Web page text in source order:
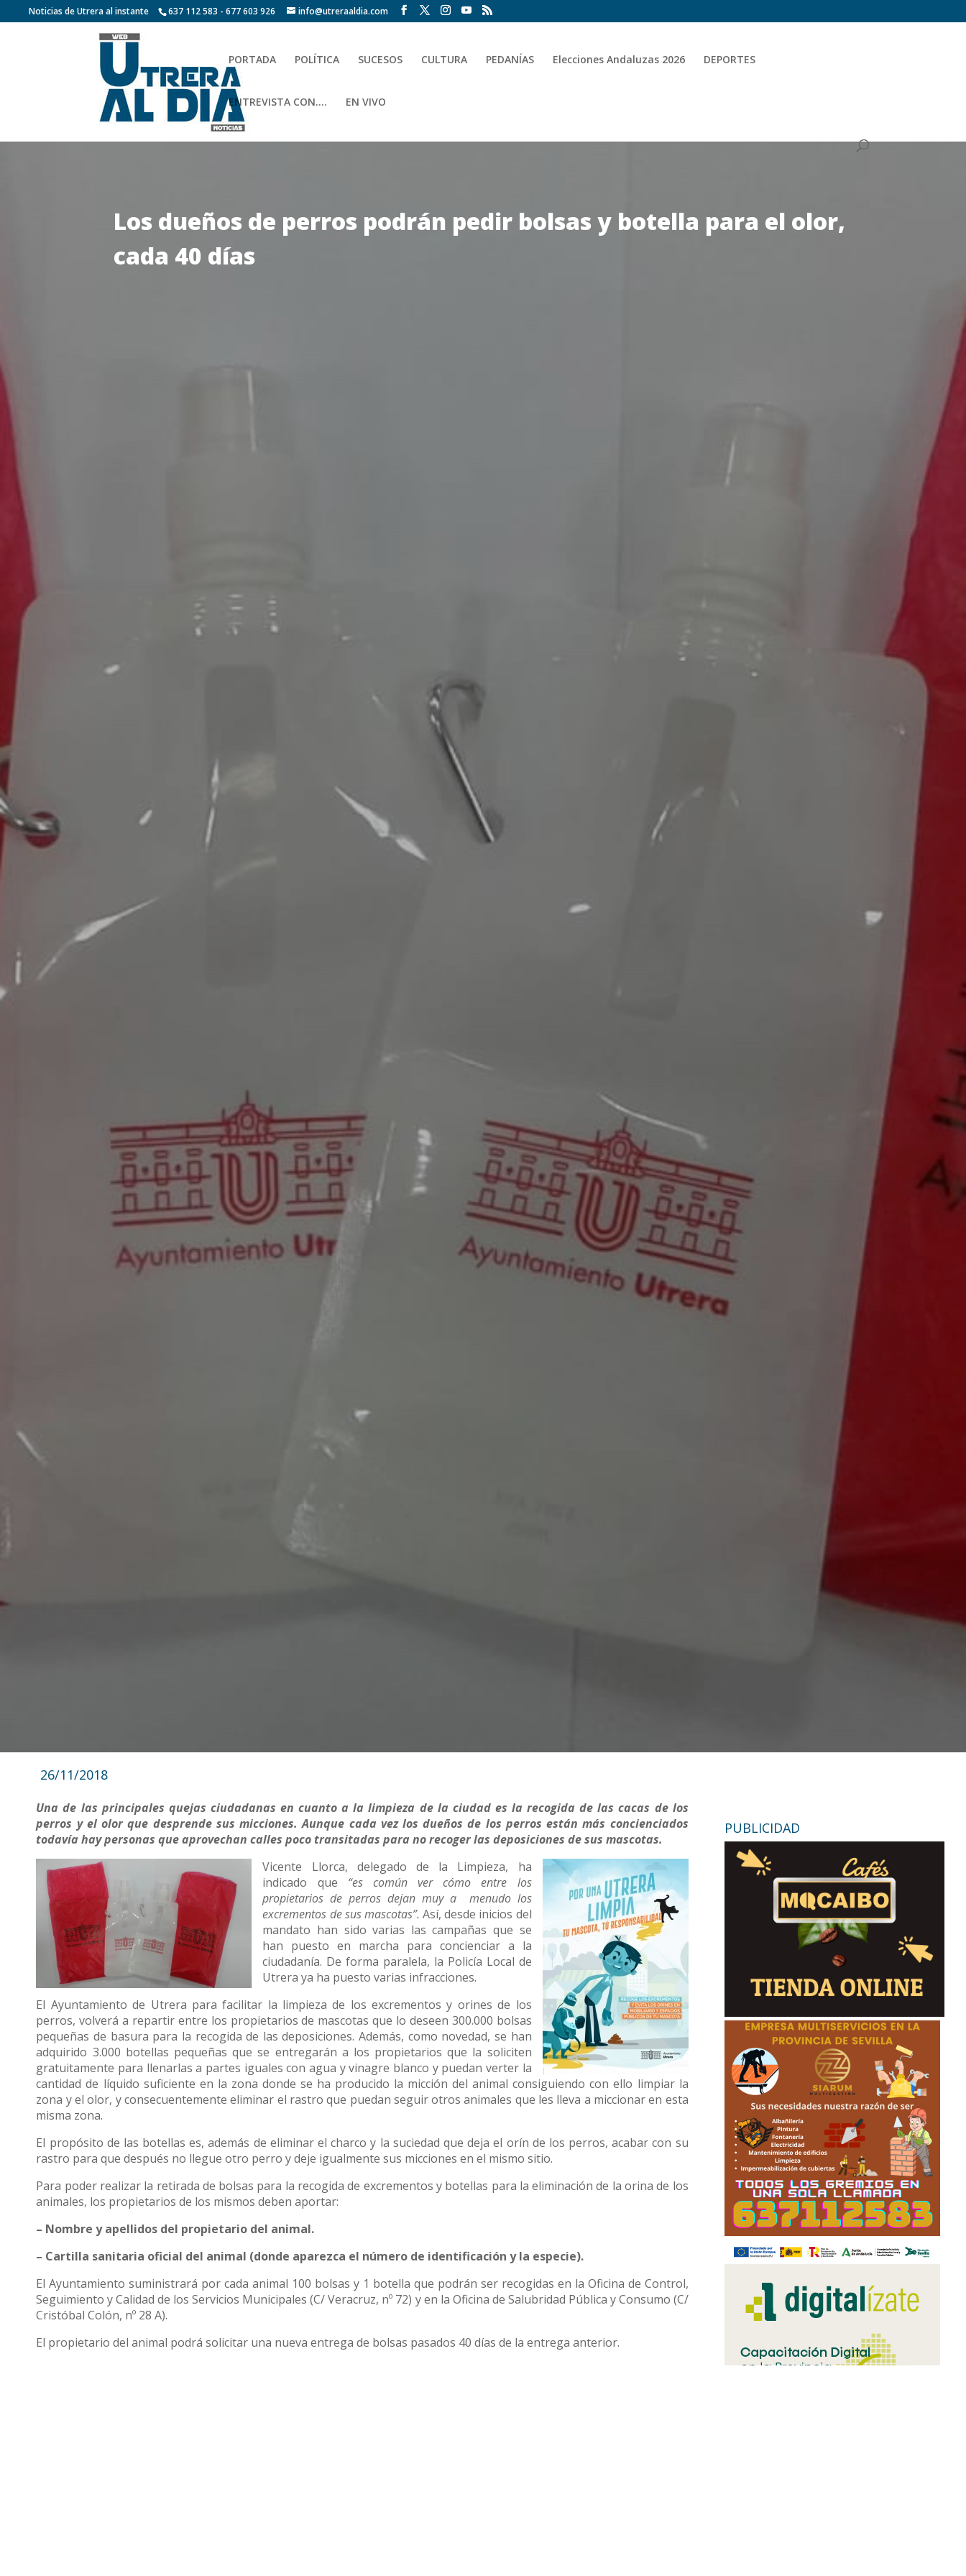
Noticias de Utrera al instante 637 112 583 - 677 603 926 info@utreraaldia.com
PORTADA POLÍTICA SUCESOS CULTURA PEDANÍAS Elecciones Andaluzas 2026 DEPORTES
ENTREVISTA CON…. EN VIVO
Los dueños de perros podrán pedir bolsas y botella para el olor,
cada 40 días
26/11/2018
Una de las principales quejas ciudadanas en cuanto a la limpieza de la ciudad es la recogida de las cacas de los
perros y el olor que desprende sus micciones. Aunque cada vez los dueños de los perros están más concienciados
todavía hay personas que aprovechan calles poco transitadas para no recoger las deposiciones de sus mascotas.
Vicente Llorca, delegado de la Limpieza, ha
indicado que “es común ver cómo entre los
propietarios de perros dejan muy a menudo los
excrementos de sus mascotas”. Así, desde inicios del
mandato han sido varias las campañas que se
han puesto en marcha para concienciar a la
ciudadanía. De forma paralela, la Policía Local de
Utrera ya ha puesto varias infracciones.
El Ayuntamiento de Utrera para facilitar la limpieza de los excrementos y orines de los
perros, volverá a repartir entre los propietarios de mascotas que lo deseen 300.000 bolsas
pequeñas de basura para la recogida de las deposiciones. Además, como novedad, se han
adquirido 3.000 botellas pequeñas que se entregarán a los propietarios que la soliciten
gratuitamente para llenarlas a partes iguales con agua y vinagre blanco y puedan verter la
cantidad de líquido suficiente en la zona donde se ha producido la micción del animal consiguiendo con ello limpiar la
zona y el olor, y consecuentemente eliminar el rastro que puedan seguir otros animales que les lleva a miccionar en esta
misma zona.
El propósito de las botellas es, además de eliminar el charco y la suciedad que deja el orín de los perros, acabar con su
rastro para que después no llegue otro perro y deje igualmente sus micciones en el mismo sitio.
Para poder realizar la retirada de bolsas para la recogida de excrementos y botellas para la eliminación de la orina de los
animales, los propietarios de los mismos deben aportar:
– Nombre y apellidos del propietario del animal.
– Cartilla sanitaria oficial del animal (donde aparezca el número de identificación y la especie).
El Ayuntamiento suministrará por cada animal 100 bolsas y 1 botella que podrán ser recogidas en la Oficina de Control,
Seguimiento y Calidad de los Servicios Municipales (C/ Veracruz, nº 72) y en la Oficina de Salubridad Pública y Consumo (C/
Cristóbal Colón, nº 28 A).
El propietario del animal podrá solicitar una nueva entrega de bolsas pasados 40 días de la entrega anterior.
PUBLICIDAD